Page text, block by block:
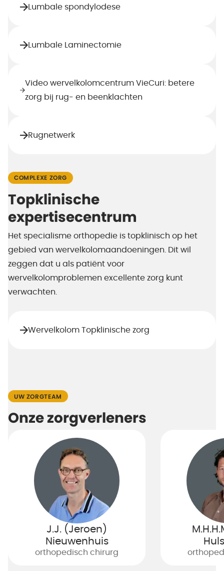
Lumbale spondylodese
Lumbale Laminectomie
Video wervelkolomcentrum VieCuri: betere
zorg bij rug- en beenklachten
Rugnetwerk
COMPLEXE ZORG
Topklinische
expertisecentrum
Het specialisme orthopedie is topklinisch op het
gebied van wervelkolomaandoeningen. Dit wil
zeggen dat u als patiënt voor
wervelkolomproblemen excellente zorg kunt
verwachten.
Wervelkolom Topklinische zorg
UW ZORGTEAM
Onze zorgverleners
J.J. (Jeroen)
Nieuwenhuis
orthopedisch chirurg